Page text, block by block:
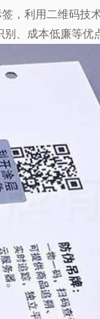
，利用二维码技
、成本低廉等优